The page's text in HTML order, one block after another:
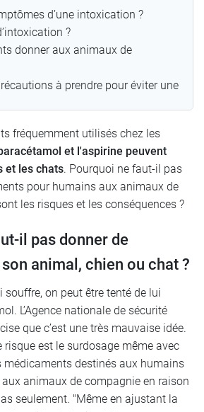
d’une intoxication ?
?
donner aux animaux de
à prendre pour éviter une
fréquemment utilisés chez les
et l'aspirine peuvent
et les chats. Pourquoi ne faut-il pas
pour humains aux animaux de
les risques et les conséquences ?
il pas donner de
animal, chien ou chat ?
souffre, on peut être tenté de lui
L’Agence nationale de sécurité
que c’est une très mauvaise idée.
risque est le surdosage même avec
médicaments destinés aux humains
animaux de compagnie en raison
seulement. "Même en ajustant la